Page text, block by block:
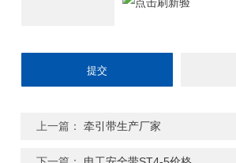
上一篇：牵引带生产厂家